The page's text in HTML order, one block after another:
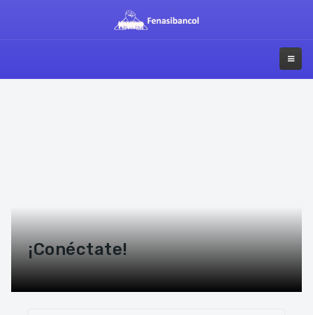
¡Conéctate!